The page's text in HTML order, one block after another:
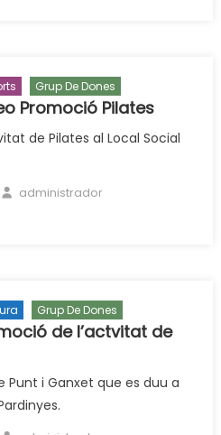
Grup De Dones
Promoció Pilates
de Pilates al Local Social
Author
administrador
Grup De Dones
de l’actvitat de
Punt i Ganxet que es duu a